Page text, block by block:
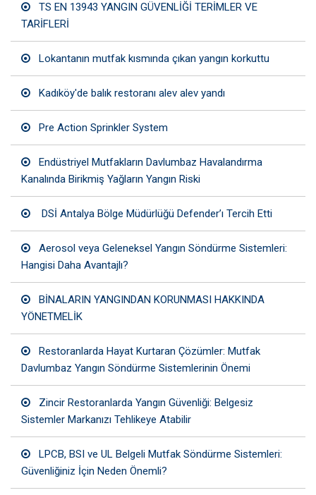
TS EN 13943 YANGIN GÜVENLİĞİ TERİMLER VE
TARİFLERİ
Lokantanın mutfak kısmında çıkan yangın korkuttu
Kadıköy'de balık restoranı alev alev yandı
Pre Action Sprinkler System
Endüstriyel Mutfakların Davlumbaz Havalandırma
Kanalında Birikmiş Yağların Yangın Riski
DSİ Antalya Bölge Müdürlüğü Defender’ı Tercih Etti
Aerosol veya Geleneksel Yangın Söndürme Sistemleri:
Hangisi Daha Avantajlı?
BİNALARIN YANGINDAN KORUNMASI HAKKINDA
YÖNETMELİK
Restoranlarda Hayat Kurtaran Çözümler: Mutfak
Davlumbaz Yangın Söndürme Sistemlerinin Önemi
Zincir Restoranlarda Yangın Güvenliği: Belgesiz
Sistemler Markanızı Tehlikeye Atabilir
LPCB, BSI ve UL Belgeli Mutfak Söndürme Sistemleri:
Güvenliğiniz İçin Neden Önemli?